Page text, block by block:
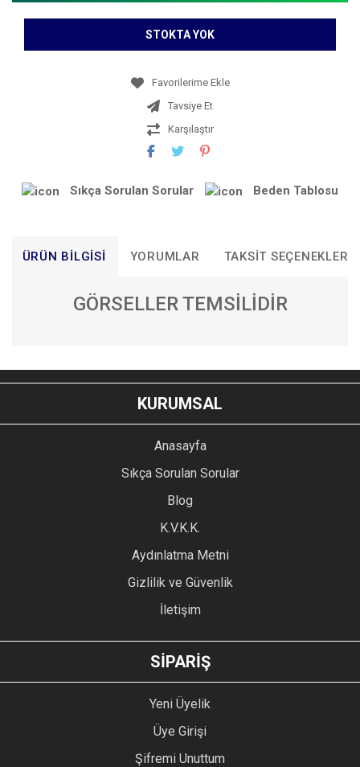
STOKTA YOK
Tavsiye Et
Karşılaştır
Sıkça Sorulan Sorular Beden Tablosu
ÜRÜN BILGISI YORUMLAR TAKSIT SEÇENEKLERI
GÖRSELLER TEMSİLİDİR
YORUM YAZ
Bu ürünün fiyat bilgisi, resim, ürün açıklamalarında ve diğer
konularda yetersiz gördüğünüz noktaları öneri formunu
kullanarak tarafımıza iletebilirsiniz.
Ürün resmi kalitesiz, bozuk veya görüntülenemiyor.
Ürün açıklamasında eksik bilgiler bulunuyor.
Ürün bilgilerinde hatalar bulunuyor.
Ürün fiyatı diğer sitelerden daha pahalı.
GÖNDER
KURUMSAL
Anasayfa
Sıkça Sorulan Sorular
Blog
K.V.K.K.
Aydınlatma Metni
Gizlilik ve Güvenlik
İletişim
SİPARİŞ
Yeni Üyelik
Üye Girişi
Şifremi Unuttum